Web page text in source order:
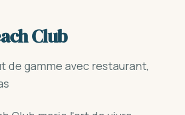
Club
de gamme avec restaurant,